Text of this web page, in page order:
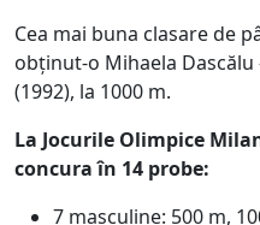
Cea mai buna clasare de
obținut-o Mihaela Dascălu
(1992), la 1000 m.
La Jocurile Olimpice
concura în 14 probe:
7 masculine: 500 m,